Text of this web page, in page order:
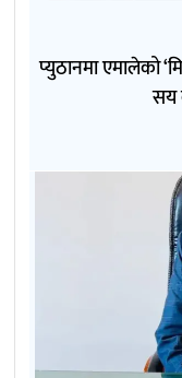
प्युठानमा एमालेको
सय